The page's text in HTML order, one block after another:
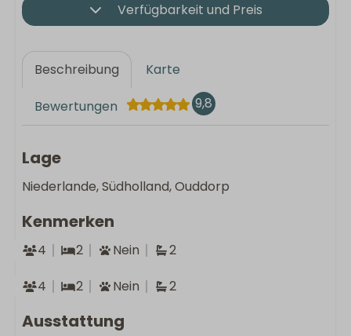
Verfügbarkeit und Preis
Beschreibung Karte
Bewertungen 9,8
Lage
Niederlande, Südholland, Ouddorp
Kenmerken
4 2 Nein
2
4
2 Nein 2
Ausstattung